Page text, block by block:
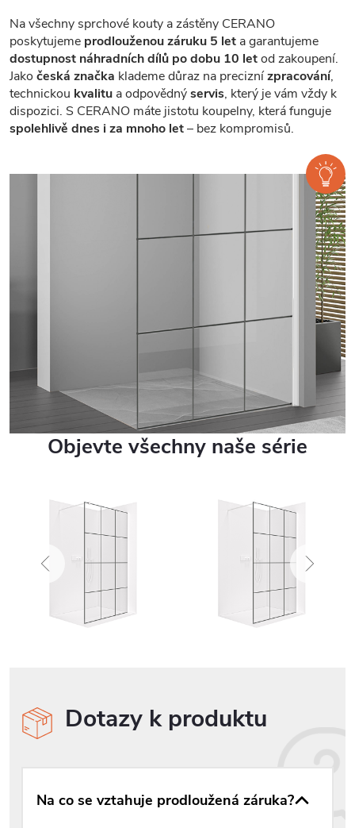
Na všechny sprchové kouty a zástěny CERANO
poskytujeme prodlouženou záruku 5 let a garantujeme
dostupnost náhradních dílů po dobu 10 letod zakoupení.
Jako česká značka klademe důraz na preciznízpracování,
technickou kvalitu a odpovědnýservis, který je vám vždy k
dispozici. S CERANO máte jistotu koupelny, která funguje
spolehlivě dnes i za mnoho let– bez kompromisů.
Objevte všechny naše série
Dotazy k produktu
Na co se vztahuje prodloužená záruka?